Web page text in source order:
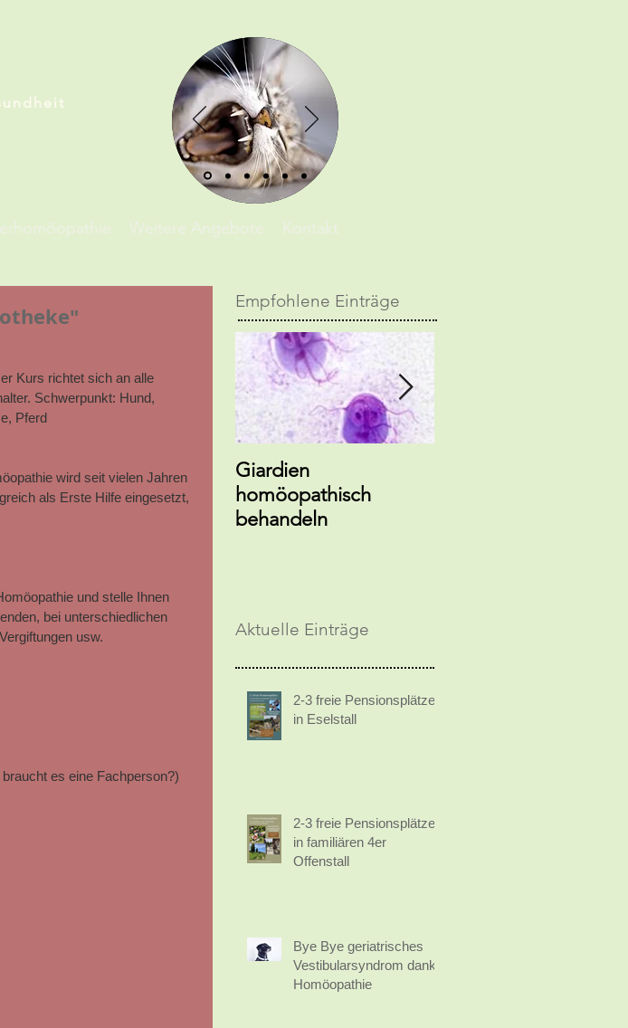
Weitere Angebote Kontakt
Kurs richtet sich an alle
Schwerpunkt: Hund,
Pferd
wird seit vielen Jahren
als Erste Hilfe eingesetzt,
und stelle Ihnen
bei unterschiedlichen
usw.
es eine Fachperson?)
Empfohlene Einträge
Giardien
homöopathisch
behandeln
Aktuelle Einträge
2-3 freie Pensionsplätze
in Eselstall
2-3 freie Pensionsplätze
in familiären 4er
Offenstall
Bye Bye geriatrisches
Vestibularsyndrom dank
Homöopathie